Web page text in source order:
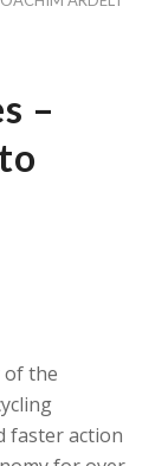
–
of the
faster action